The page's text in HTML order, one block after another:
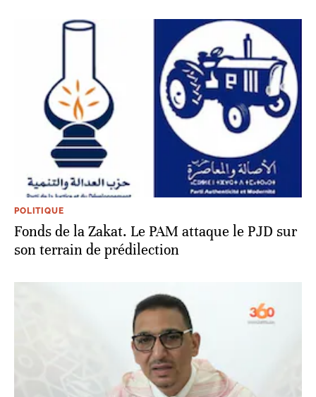
POLITIQUE
Fonds de la Zakat. Le PAM attaque le PJD sur
son terrain de prédilection